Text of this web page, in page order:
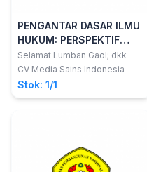
PENGANTAR DASAR ILMU
HUKUM: PERSPEKTIF
TEORI DAN PENERAPAN
Selamat Lumban Gaol; dkk
CV Media Sains Indonesia
Stok: 1/1